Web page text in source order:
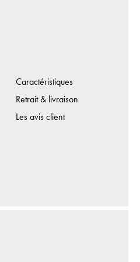
Caractéristiques
Retrait & livraison
Les avis client